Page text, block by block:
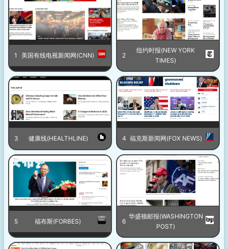
1 美国有线电视新闻网(CNN) 2
纽约时报(NEW YORK
TIMES)
3 健康线(HEALTHLINE) 4 福克斯新闻网(FOX NEWS)
5 福布斯(FORBES) 6
华盛顿邮报(WASHINGTON
POST)